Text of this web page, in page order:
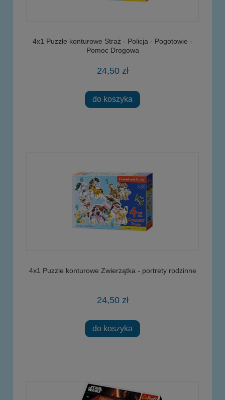
4x1 Puzzle konturowe Straż - Policja - Pogotowie -
Pomoc Drogowa
24,50 zł
do koszyka
4x1 Puzzle konturowe Zwierzątka - portrety rodzinne
24,50 zł
do koszyka